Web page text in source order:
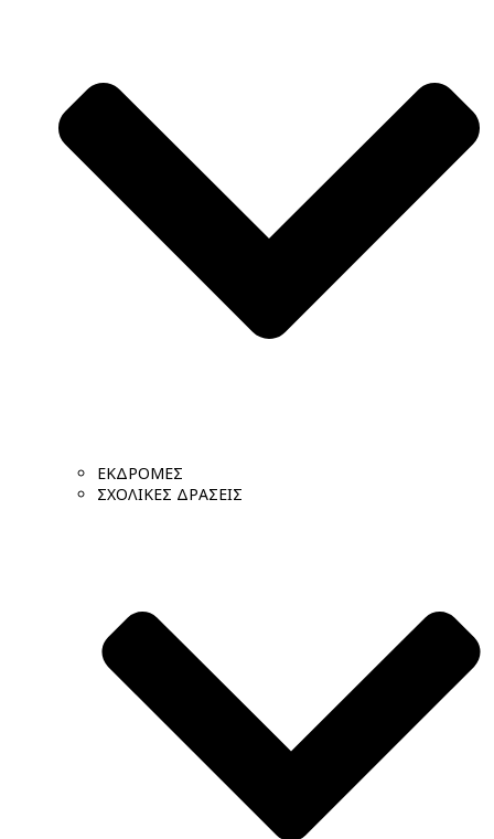
ΕΚΔΡΟΜΕΣ
ΣΧΟΛΙΚΕΣ ΔΡΑΣΕΙΣ